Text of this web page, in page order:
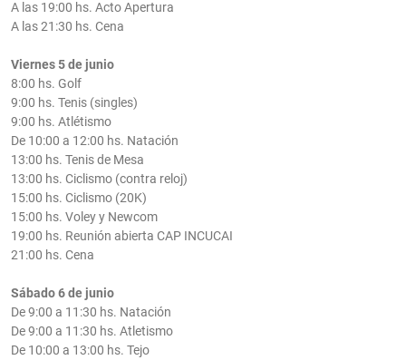
A las 19:00 hs. Acto Apertura
A las 21:30 hs. Cena
Viernes 5 de junio
8:00 hs. Golf
9:00 hs. Tenis (singles)
9:00 hs. Atlétismo
De 10:00 a 12:00 hs. Natación
13:00 hs. Tenis de Mesa
13:00 hs. Ciclismo (contra reloj)
15:00 hs. Ciclismo (20K)
15:00 hs. Voley y Newcom
19:00 hs. Reunión abierta CAP INCUCAI
21:00 hs. Cena
Sábado 6 de junio
De 9:00 a 11:30 hs. Natación
De 9:00 a 11:30 hs. Atletismo
De 10:00 a 13:00 hs. Tejo